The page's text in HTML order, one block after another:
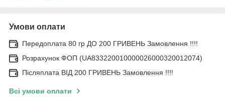
Умови оплати
Передоплата 80 гр ДО 200 ГРИВЕНЬ Замовлення !!!!
Розрахунок ФОП (UA833220010000026000320012074)
Післяплата ВІД 200 ГРИВЕНЬ Замовлення !!!!
Всі умови оплати